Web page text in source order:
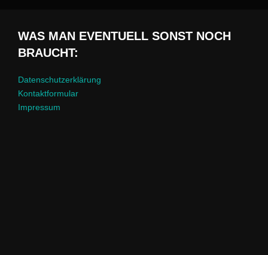
WAS MAN EVENTUELL SONST NOCH
BRAUCHT:
Datenschutzerklärung
Kontaktformular
Impressum